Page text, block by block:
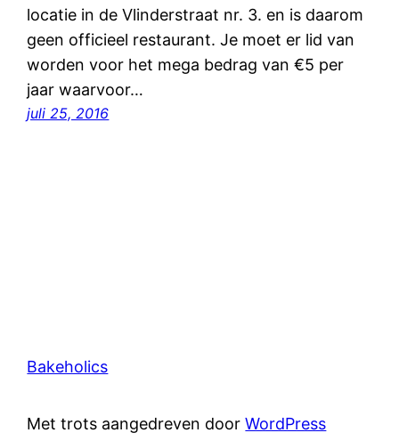
locatie in de Vlinderstraat nr. 3. en is daarom
geen officieel restaurant. Je moet er lid van
worden voor het mega bedrag van €5 per
jaar waarvoor…
juli 25, 2016
Bakeholics
Met trots aangedreven doorWordPress